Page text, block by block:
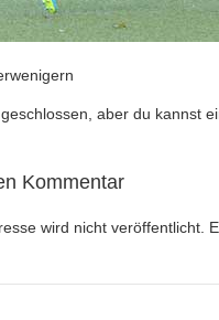
aber du kannst
Kommentar
wird nicht veröffentlicht.